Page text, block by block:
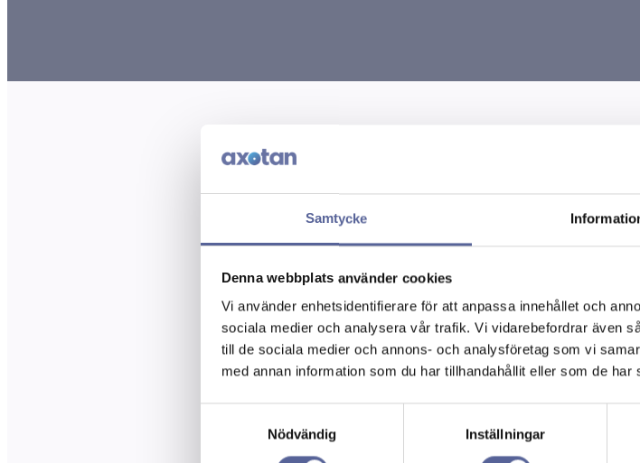
Samtycke
Denna webbplats använder cookies
Vi använder enhetsidentifierare för att anpassa innehållet och
sociala medier och analysera vår trafik. Vi vidarebefordrar även
till de sociala medier och annons- och analysföretag som vi
med annan information som du har tillhandahållit eller som de
Nödvändig
Inställningar